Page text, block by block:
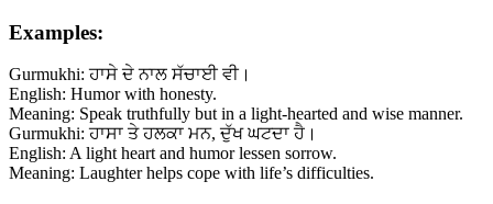
Examples:
Gurmukhi: ਹਾਸੇ ਦੇ ਨਾਲ ਸੱਚਾਈ ਵੀ।
English: Humor with honesty.
Meaning: Speak truthfully but in a light-hearted and wise manner.
Gurmukhi: ਹਾਸਾ ਤੇ ਹਲਕਾ ਮਨ, ਦੁੱਖ ਘਟਦਾ ਹੈ।
English: A light heart and humor lessen sorrow.
Meaning: Laughter helps cope with life’s difficulties.